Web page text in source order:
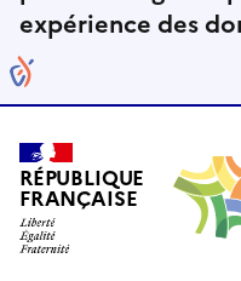
expérience des
RÉPUBLIQUE
FRANÇAISE